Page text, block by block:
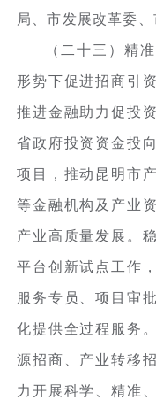
局、市发展改革委
（二十三）精
形势下促进招商引
推进金融助力促投
省政府投资资金投
项目，推动昆明市
等金融机构及产业
产业高质量发展。
平台创新试点工作
服务专员、项目审
化提供全过程服务
源招商、产业转移
力开展科学、精准